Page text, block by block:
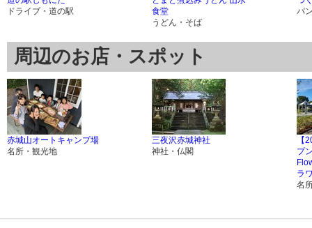
ドライブ・道の駅
食堂
うどん・そば
パ
周辺のお店・スポット
赤城山オートキャンプ場
名所・観光地
三夜沢赤城神社
神社・仏閣
【
プ
ラ
名